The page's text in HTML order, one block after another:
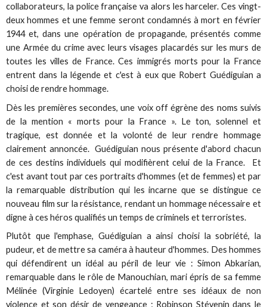
collaborateurs, la police française va alors les harceler. Ces vingt-
deux hommes et une femme seront condamnés à mort en février
1944 et, dans une opération de propagande, présentés comme
une Armée du crime avec leurs visages placardés sur les murs de
toutes les villes de France. Ces immigrés morts pour la France
entrent dans la légende et c'est à eux que Robert Guédiguian a
choisi de rendre hommage.
Dès les premières secondes, une voix off égrène des noms suivis
de la mention « morts pour la France ». Le ton, solennel et
tragique, est donnée et la volonté de leur rendre hommage
clairement annoncée. Guédiguian nous présente d'abord chacun
de ces destins individuels qui modifièrent celui de la France. Et
c'est avant tout par ces portraits d'hommes (et de femmes) et par
la remarquable distribution qui les incarne que se distingue ce
nouveau film sur la résistance, rendant un hommage nécessaire et
digne à ces héros qualifiés un temps de criminels et terroristes.
Plutôt que l'emphase, Guédiguian a ainsi choisi la sobriété, la
pudeur, et de mettre sa caméra à hauteur d'hommes. Des hommes
qui défendirent un idéal au péril de leur vie : Simon Abkarian,
remarquable dans le rôle de Manouchian, mari épris de sa femme
Mélinée (Virginie Ledoyen) écartelé entre ses idéaux de non
violence et son désir de vengeance ; Robinson Stévenin dans le